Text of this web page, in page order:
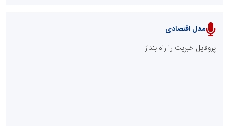
پایگاه خبری نهضت ملی مسکن
مدل اقتصادی
پروفایل خبریت را راه بنداز